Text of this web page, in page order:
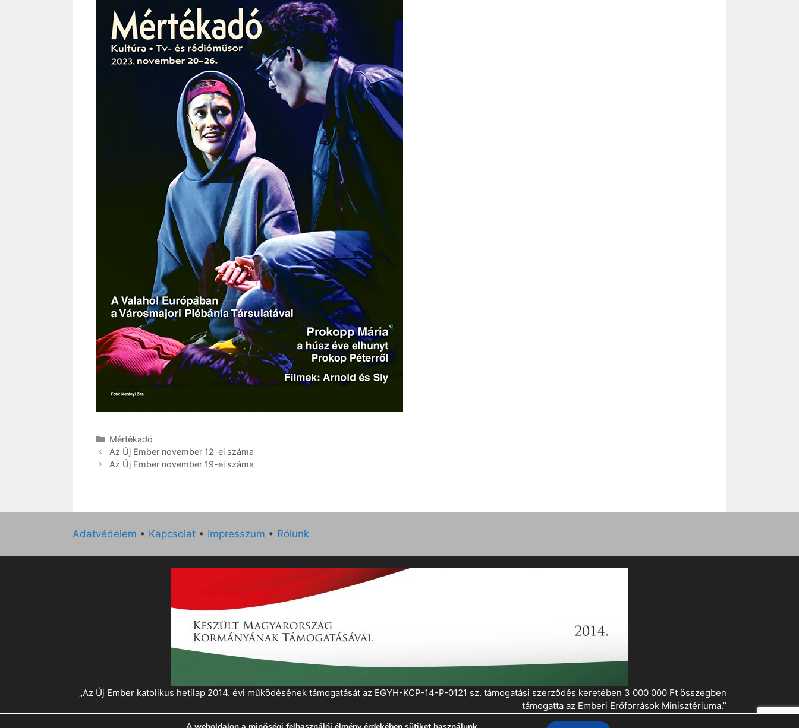
Kategória
Mértékadó
Az Új Ember november 12-ei száma
Az Új Ember november 19-ei száma
Adatvédelem • Kapcsolat • Impresszum • Rólunk
„Az Új Ember katolikus hetilap 2014. évi működésének támogatását az EGYH-KCP-14-P-0121 sz. támogatási szerződés keretében 3 000 000 Ft összegben
támogatta az Emberi Erőforrások Minisztériuma.”